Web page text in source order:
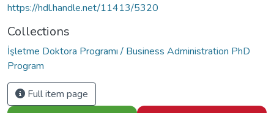
https://hdl.handle.net/11413/5320
Collections
İşletme Doktora Programı / Business Administration PhD
Program
Full item page